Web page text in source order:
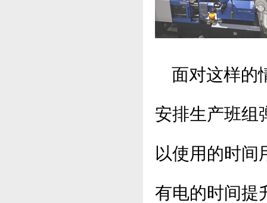
面对这样的
安排生产班组
以使用的时间
有电的时间提